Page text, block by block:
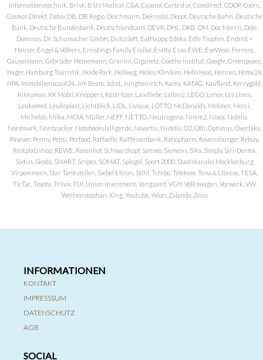
Informationstechnik, Brisk, BSN Medical, C&A, Caparol, Carte d or, Comdirect, COOP, Coors,
Cosmos DIrekt, Datev, DB, DB Regio, Deichmann, Dekristol, Depot, Deutsche Bahn, Deutsche
Bank, Deutsche Bundesbank, Deutschlandcard, DEVK, DHL, DKB, DM, Doc Morris, Dole,
Dominos, Dr. Schumacher GmbH, DulcoSoft, EatHappy, Edeka, Edle Tropfen, Endreß +
Hauser, Engel & Völkers, Ernstings Family, Essilor, Essity, Esso, EWE, EyeWear, Ferrero,
Gauselmann, Gebrüder Heinemann, Granini, Giganetz, Goethe Institut, Google, Greenpeace,
Hager, Hamburg Touristik, Heide Park, Hellweg, Helios Kliniken, Hello Heat, Hermes, Home24,
HPA, Immobilienscout24, Jim Beam, Jobst, Jungheinrich, Karex, KATAG, Kaufland, Kerrygold,
Kikkoman, KK Mobil, Knoppers, Köstritzer, Landliebe, Leibniz, LEGO, Lenor, Les Lines,
Leukomed, Leukoplast, Lichtblick, LIDL, Livique, LOTTO, McDonalds, Meßmer, Merci,
Michelob, Milka, MOIA, Müller, NEFF, NETTO, Neutrogena, Nimm2, Nivea, Nobilia,
Nordmark, Nordzucker, Notebooksbilliger.de, Novartis, Nutella, O2, OBI, Optimus, Overtake,
Payever, Penny, Pepsi, Perfood, Raffaello, Raiffeisenbank, Ratiopharm, Ravensburger, Rebuy,
Restplatzshop, REWE, Rosenhof, Schwarzkopf, Senseo, Siemens, Sika, Simply, Siri-Derma,
Sixtus, Skoda, SMART, Snipes, SOMAT, Spiegel, Sport 2000, Staatskanzlei Mecklenburg
Virpommern, Star Tankstellen, Siebel Eltron, Stihl, Tchibo, Telekom, Tena & Librese, TESA,
TicTac, Toyota, Trilux, TUI, Union Investment, Vanguard, VGH, Volkswagen, Vorwerk, VW,
Weihenstephan, Xing, Youtube, Yxlon, Zalando, Zeiss
INFORMATIONEN
KONTAKT
IMPRESSSUM
DATENSCHUTZ
AGB
SOCIAL